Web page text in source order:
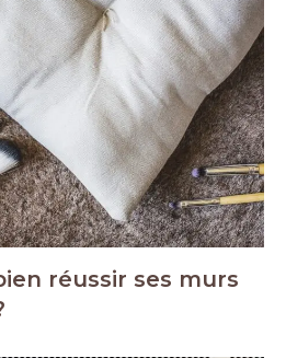
réussir ses murs